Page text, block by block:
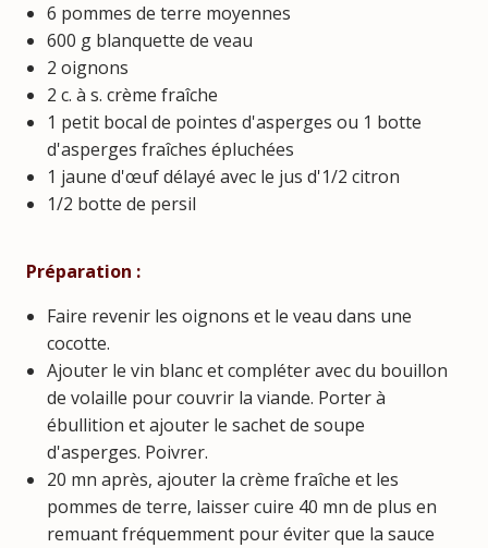
6 pommes de terre moyennes
600 g blanquette de veau
2 oignons
2 c. à s. crème fraîche
1 petit bocal de pointes d'asperges ou 1 botte
d'asperges fraîches épluchées
1 jaune d'œuf délayé avec le jus d'1/2 citron
1/2 botte de persil
Préparation :
Faire revenir les oignons et le veau dans une
cocotte.
Ajouter le vin blanc et compléter avec du bouillon
de volaille pour couvrir la viande. Porter à
ébullition et ajouter le sachet de soupe
d'asperges. Poivrer.
20 mn après, ajouter la crème fraîche et les
pommes de terre, laisser cuire 40 mn de plus en
remuant fréquemment pour éviter que la sauce